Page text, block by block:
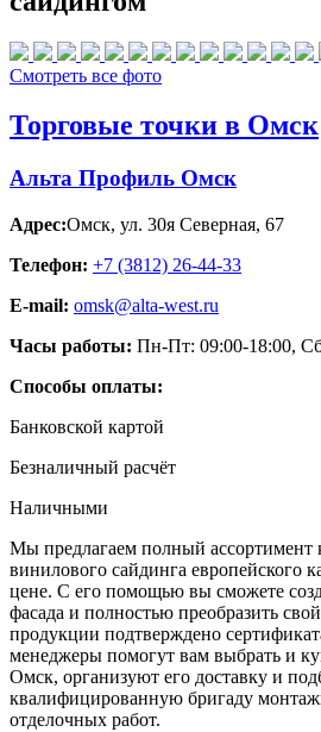
Смотреть все фото
Торговые точки в Омск
Альта Профиль Омск
Адрес:Омск, ул. 30я Северная, 67
Телефон: +7 (3812) 26‑44-33
E-mail: omsk@alta-west.ru
Часы работы: Пн-Пт: 09:00-18:00,
Способы оплаты:
Банковской картой
Безналичный расчёт
Наличными
Мы предлагаем полный ассортимент
винилового сайдинга европейского
цене. С его помощью вы сможете
фасада и полностью преобразить
продукции подтверждено
менеджеры помогут вам выбрать и
Омск, организуют его доставку и
квалифицированную бригаду
отделочных работ.